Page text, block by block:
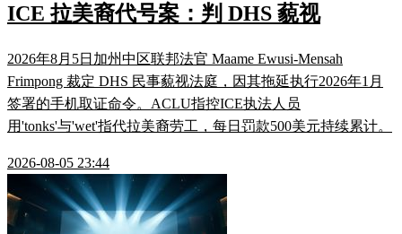
ICE 拉美裔代号案：判 DHS 藐视
2026年8月5日加州中区联邦法官 Maame Ewusi-Mensah
Frimpong 裁定 DHS 民事藐视法庭，因其拖延执行2026年1月
签署的手机取证命令。ACLU指控ICE执法人员
用'tonks'与'wet'指代拉美裔劳工，每日罚款500美元持续累计。
2026-08-05 23:44